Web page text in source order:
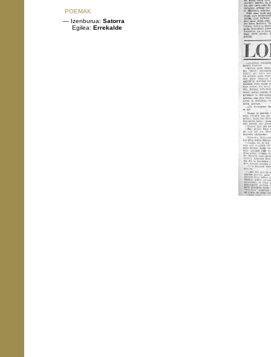
POEMAK
— Izenburua: Satorra
Egilea: Errekalde